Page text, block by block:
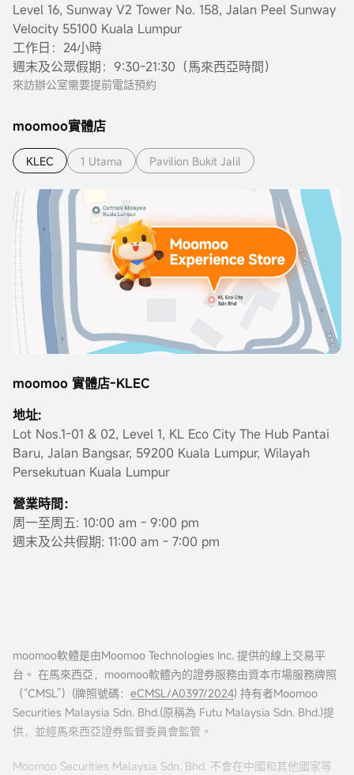
Level 16, Sunway V2 Tower No. 158, Jalan Peel Sunway
Velocity 55100 Kuala Lumpur
工作日：24小時
週末及公眾假期：9:30-21:30（馬來西亞時間）
來訪辦公室需要提前電話預約
moomoo實體店
KLEC 1 Utama Pavilion Bukit Jalil
moomoo 實體店-KLEC
地址:
Lot Nos.1-01 & 02, Level 1, KL Eco City The Hub Pantai
Baru, Jalan Bangsar, 59200 Kuala Lumpur, Wilayah
Persekutuan Kuala Lumpur
營業時間：
周一至周五: 10:00 am - 9:00 pm
週末及公共假期: 11:00 am - 7:00 pm
moomoo軟體是由Moomoo Technologies Inc. 提供的線上交易平
台。 在馬來西亞，moomoo軟體內的證券服務由資本市場服務牌照
（“CMSL”）(牌照號碼： eCMSL/A0397/2024) 持有者Moomoo
Securities Malaysia Sdn. Bhd.(原稱為 Futu Malaysia Sdn. Bhd.)提
供，並經馬來西亞證券監督委員會監管。
Moomoo Securities Malaysia Sdn. Bhd. 不會在中國和其他國家等